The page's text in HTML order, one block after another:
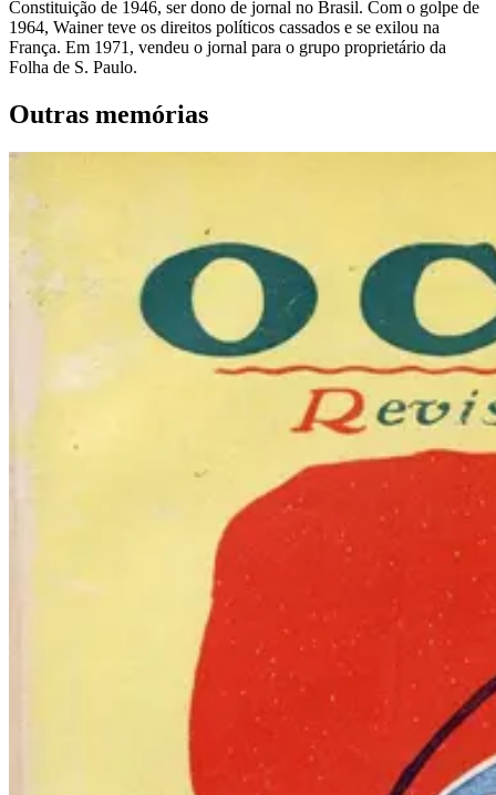
Constituição de 1946, ser dono de jornal no Brasil. Com o golpe de
1964, Wainer teve os direitos políticos cassados e se exilou na
França. Em 1971, vendeu o jornal para o grupo proprietário da
Folha de S. Paulo.
Outras memórias